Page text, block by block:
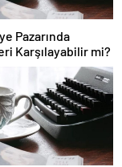
Pazarında
Karşılayabilir mi?